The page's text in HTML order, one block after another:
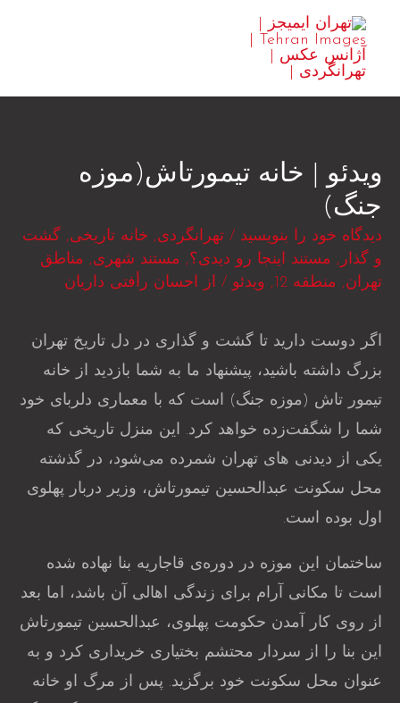
محتوا
ویدئو | خانه تیمورتاش(موزه
جنگ)
دیدگاه‌ خود را بنویسید / تهرانگردی, خانه تاریخی, گشت
و گذار , مستند اینجا رو دیدی؟, مستند شهری, مناطق
تهران, منطقه 12 , ویدئو / از احسان رأفتی داریان
اگر دوست دارید تا گشت و گذاری در دل تاریخ تهران
بزرگ داشته باشید، پیشنهاد ما به شما بازدید از خانه
تیمور تاش (موزه جنگ) است که با معماری دلربای خود
شما را شگفت‌زده خواهد کرد. این منزل تاریخی که
یکی از دیدنی های تهران شمرده می‌شود، در گذشته
محل سکونت عبدالحسین تیمورتاش، وزیر دربار پهلوی
اول بوده است.
ساختمان این موزه در دوره‌ی قاجاریه بنا نهاده شده
است تا مکانی آرام برای زندگی اهالی آن باشد، اما بعد
از روی کار آمدن حکومت پهلوی، عبدالحسین تیمورتاش
این بنا را از سردار محتشم بختیاری خریداری کرد و به
عنوان محل سکونت خود برگزید. پس از مرگ او خانه